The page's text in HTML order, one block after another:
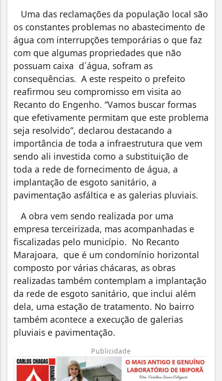
Uma das reclamações da população local são
os constantes problemas no abastecimento de
água com interrupções temporárias o que faz
com que algumas propriedades que não
possuam caixa d´água, sofram as
consequências. A este respeito o prefeito
reafirmou seu compromisso em visita ao
Recanto do Engenho. “Vamos buscar formas
que efetivamente permitam que este problema
seja resolvido”, declarou destacando a
importância de toda a infraestrutura que vem
sendo ali investida como a substituição de
toda a rede de fornecimento de água, a
implantação de esgoto sanitário, a
pavimentação asfáltica e as galerias pluviais.
A obra vem sendo realizada por uma
empresa terceirizada, mas acompanhadas e
fiscalizadas pelo município. No Recanto
Marajoara, que é um condomínio horizontal
composto por várias chácaras, as obras
realizadas também contemplam a implantação
da rede de esgoto sanitário, que inclui além
dela, uma estação de tratamento. No bairro
também acontece a execução de galerias
pluviais e pavimentação.
Publicidade